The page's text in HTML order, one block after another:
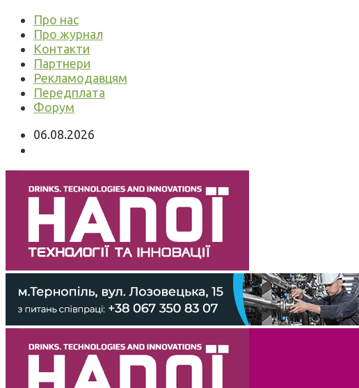
Про нас
Про журнал
Контакти
Партнери
Рекламодавцям
Передплата
Форум
06.08.2026